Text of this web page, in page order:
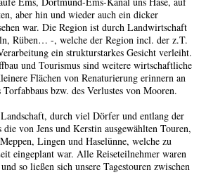
aber hin und wieder auch ein dicker
war. Die Region ist durch Landwirtschaft
Rüben… -, welche der Region incl. der z.T.
ein strukturstarkes Gesicht verleiht.
und Tourismus sind weitere wirtschaftliche
Flächen von Renaturierung erinnern an
bzw. des Verlustes von Mooren.
durch viel Dörfer und entlang der
von Jens und Kerstin ausgewählten Touren,
Lingen und Haselünne, welche zu
eingeplant war. Alle Reiseteilnehmer waren
so ließen sich unsere Tagestouren zwischen